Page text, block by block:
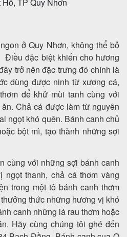
ở Quy Nhơn, không thể bỏ
Điều đặc biệt khiến cho hương
trở nên đặc trưng đó chính là
dùng được ninh từ xương cá,
để khử mùi tanh cùng với
Chả cá được làm từ nguyên
ngọt khó quên. Bánh canh chủ
bột mì, tạo thành những sợi
cùng với những sợi bánh canh
ngọt thanh, chả cá thơm vàng
trong một tô bánh canh thơm
thức những hương vị khó
canh những lá rau thơm hoặc
Hãy cùng chúng tôi ghé đến